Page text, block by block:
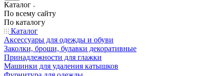
Каталог
По всему сайту
По каталогу
Каталог
Аксессуары для одежды и обуви
Заколки, броши, булавки декоративные
Принадлежности для глажки
Машинки для удаления катышков